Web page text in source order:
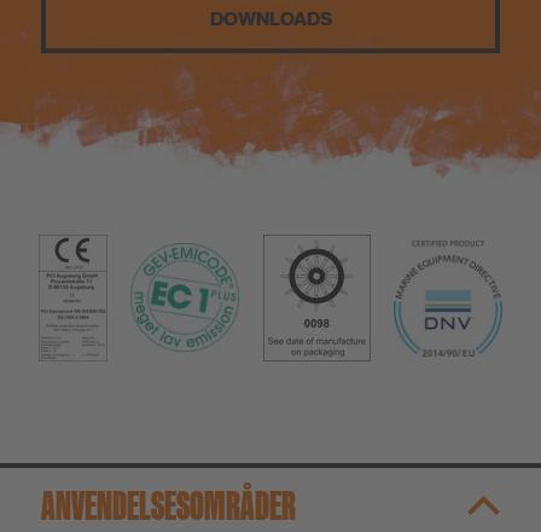
DOWNLOADS
ANVENDELSESOMRÅDER